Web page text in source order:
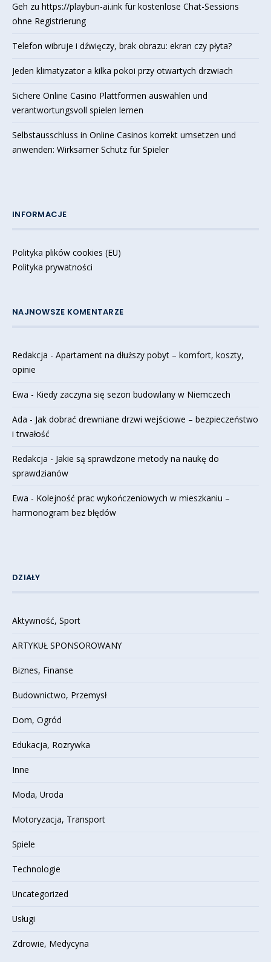
Geh zu https://playbun-ai.ink für kostenlose Chat-Sessions
ohne Registrierung
Telefon wibruje i dźwięczy, brak obrazu: ekran czy płyta?
Jeden klimatyzator a kilka pokoi przy otwartych drzwiach
Sichere Online Casino Plattformen auswählen und
verantwortungsvoll spielen lernen
Selbstausschluss in Online Casinos korrekt umsetzen und
anwenden: Wirksamer Schutz für Spieler
INFORMACJE
Polityka plików cookies (EU)
Polityka prywatności
NAJNOWSZE KOMENTARZE
Redakcja - Apartament na dłuższy pobyt – komfort, koszty,
opinie
Ewa - Kiedy zaczyna się sezon budowlany w Niemczech
Ada - Jak dobrać drewniane drzwi wejściowe – bezpieczeństwo
i trwałość
Redakcja - Jakie są sprawdzone metody na naukę do
sprawdzianów
Ewa - Kolejność prac wykończeniowych w mieszkaniu –
harmonogram bez błędów
DZIAŁY
Aktywność, Sport
ARTYKUŁ SPONSOROWANY
Biznes, Finanse
Budownictwo, Przemysł
Dom, Ogród
Edukacja, Rozrywka
Inne
Moda, Uroda
Motoryzacja, Transport
Spiele
Technologie
Uncategorized
Usługi
Zdrowie, Medycyna